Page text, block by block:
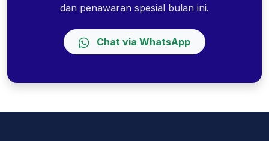
dan penawaran spesial bulan ini.
Chat via WhatsApp